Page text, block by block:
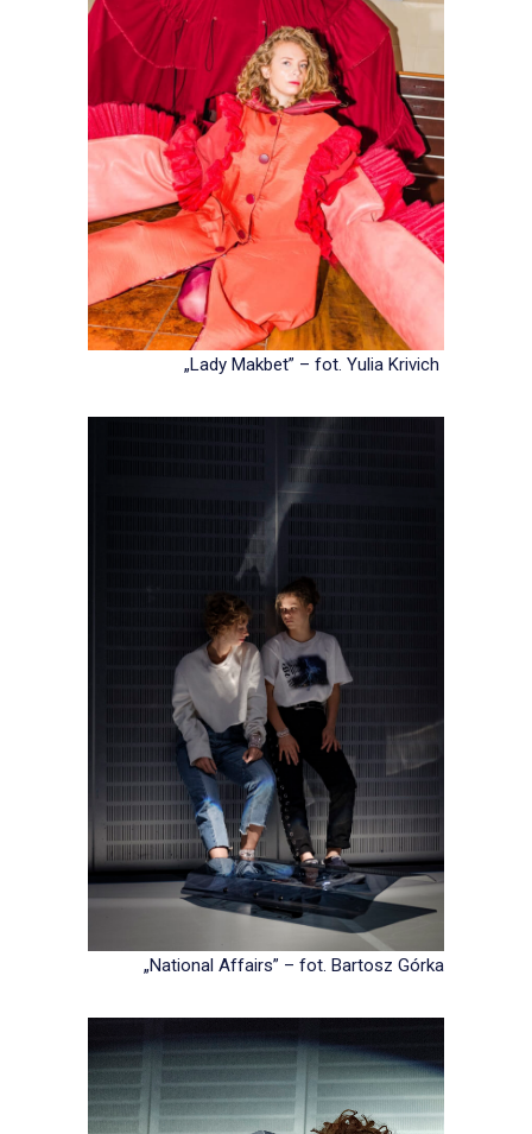
„Lady Makbet” – fot. Yulia Krivich
„National Affairs” – fot. Bartosz Górka